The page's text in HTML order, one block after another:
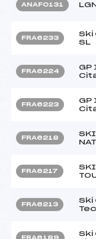
ANAF0131
FRA6233
Ski
SL
FRA6224
FRA6223
FRA6218
SKI
FRA6217
SKI
FRA6213
Ski
FRA6189
Ski